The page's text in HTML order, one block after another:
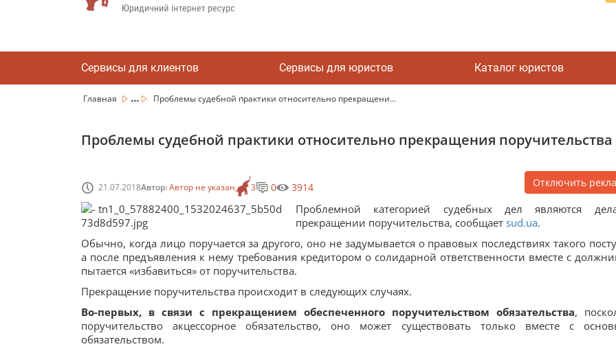
Сервисы для клиентов Сервисы для юристов Каталог юристов
Главная ... Проблемы судебной практики относительно прекращени...
Проблемы судебной практики относительно прекращения поручительства
21.07.2018Автор:Автор не указан 3 0 3914 Отключить
Проблемной категорией судебных дел являются
прекращении поручительства, сообщает sud.ua.
Обычно, когда лицо поручается за другого, оно не задумывается о правовых последствиях такого
а после предъявления к нему требования кредитором о солидарной ответственности вместе с
пытается «избавиться» от поручительства.
Прекращение поручительства происходит в следующих случаях.
Во-первых, в связи с прекращением обеспеченного поручительством обязательства,
поручительство акцессорное обязательство, оно может существовать только вместе с
обязательством.